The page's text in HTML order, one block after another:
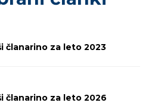
članarino za leto 2023
članarino za leto 2026